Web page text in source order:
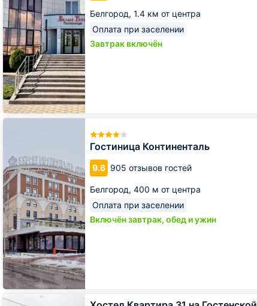
Белгород, 1.4 км от центра
Оплата при заселении
Завтрак включён
Гостиница Континенталь
9.6 905 отзывов гостей
Белгород, 400 м от центра
Оплата при заселении
Включён завтрак, обед и ужин
Гостиница
Хостел